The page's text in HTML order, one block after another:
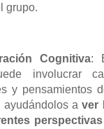
grupo.
Cognitiva:
involucrar
y pensamientos
ayudándolos aver
perspectivas